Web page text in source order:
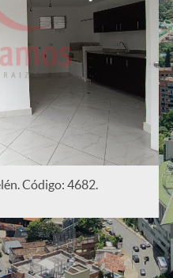
- San Joaquín. Código:
.